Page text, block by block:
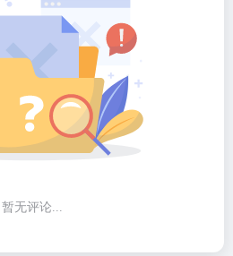
暂无评论...